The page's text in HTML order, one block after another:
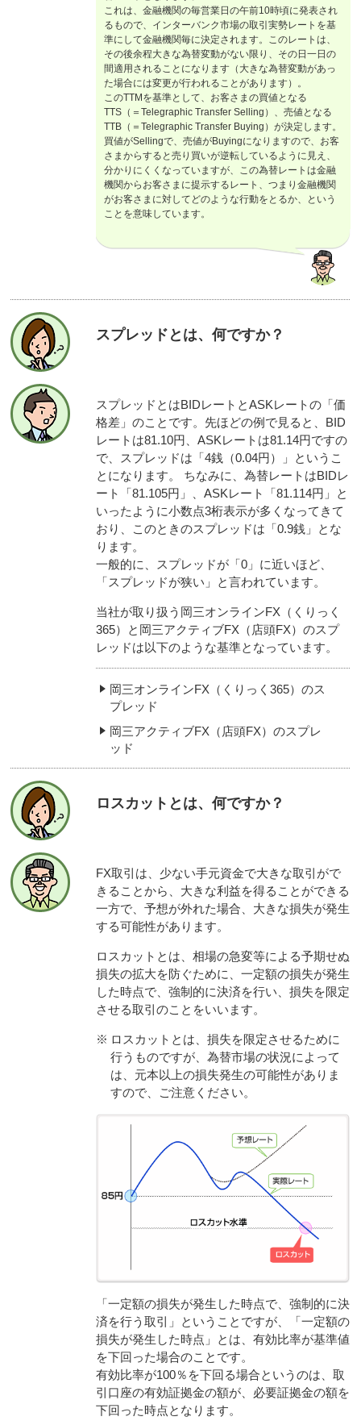
これは、金融機関の毎営業日の午前10時頃に発表され
るもので、インターバンク市場の取引実勢レートを基
準にして金融機関毎に決定されます。このレートは、
その後余程大きな為替変動がない限り、その日一日の
間適用されることになります（大きな為替変動があっ
た場合には変更が行われることがあります）。
このTTMを基準として、お客さまの買値となる
TTS（＝Telegraphic Transfer Selling）、売値となる
TTB（＝Telegraphic Transfer Buying）が決定します。
買値がSellingで、売値がBuyingになりますので、お客
さまからすると売り買いが逆転しているように見え、
分かりにくくなっていますが、この為替レートは金融
機関からお客さまに提示するレート、つまり金融機関
がお客さまに対してどのような行動をとるか、という
ことを意味しています。
スプレッドとは、何ですか？
スプレッドとはBIDレートとASKレートの「価
格差」のことです。先ほどの例で見ると、BID
レートは81.10円、ASKレートは81.14円ですの
で、スプレッドは「4銭（0.04円）」というこ
とになります。 ちなみに、為替レートはBIDレ
ート「81.105円」、ASKレート「81.114円」と
いったように小数点3桁表示が多くなってきて
おり、このときのスプレッドは「0.9銭」とな
ります。
一般的に、スプレッドが「0」に近いほど、
「スプレッドが狭い」と言われています。
当社が取り扱う岡三オンラインFX（くりっく
365）と岡三アクティブFX（店頭FX）のスプ
レッドは以下のような基準となっています。
岡三オンラインFX（くりっく365）のス
プレッド
岡三アクティブFX（店頭FX）のスプレ
ッド
ロスカットとは、何ですか？
FX取引は、少ない手元資金で大きな取引がで
きることから、大きな利益を得ることができる
一方で、予想が外れた場合、大きな損失が発生
する可能性があります。
ロスカットとは、相場の急変等による予期せぬ
損失の拡大を防ぐために、一定額の損失が発生
した時点で、強制的に決済を行い、損失を限定
させる取引のことをいいます。
※ ロスカットとは、損失を限定させるために
行うものですが、為替市場の状況によって
は、元本以上の損失発生の可能性がありま
すので、ご注意ください。
「一定額の損失が発生した時点で、強制的に決
済を行う取引」ということですが、「一定額の
損失が発生した時点」とは、有効比率が基準値
を下回った場合のことです。
有効比率が100％を下回る場合というのは、取
引口座の有効証拠金の額が、必要証拠金の額を
下回った時点となります。